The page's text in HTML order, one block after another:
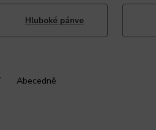
Hluboké pánve
Abecedně